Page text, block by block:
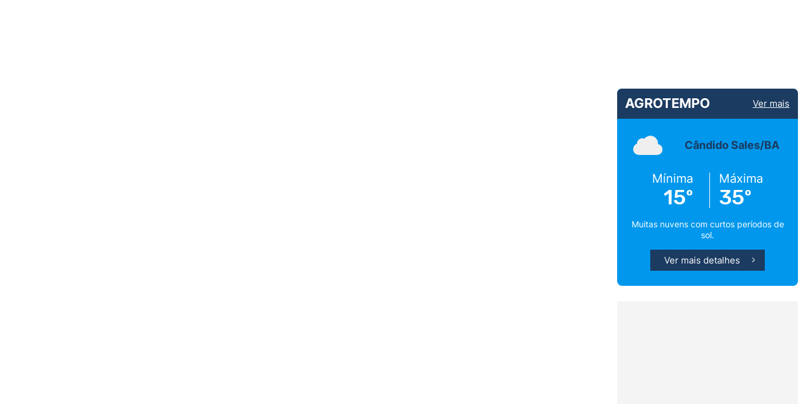
AGROTEMPO Ver mais
Cândido Sales/BA
Mínima
15º
Máxima
35º
Muitas nuvens com curtos períodos de
sol.
Ver mais detalhes